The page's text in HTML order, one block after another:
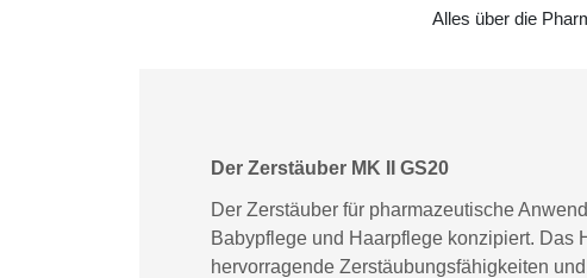
Alles über die
Der Zerstäuber MK II GS20
Der Zerstäuber für pharmazeutische
Babypflege und Haarpflege konzipiert. Das
hervorragende Zerstäubungsfähigkeiten